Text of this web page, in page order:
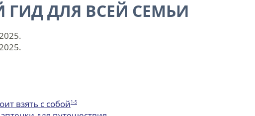
ДЛЯ ВСЕЙ СЕМЬИ
.
.
взять с собой1-5